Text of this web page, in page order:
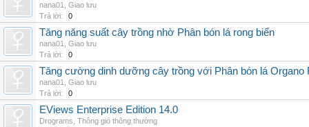
nana01
Giao lưu
Trả lời:
0
Tăng năng suất cây trồng nhờ Phân bón lá rong biển
nana01
Giao lưu
Trả lời:
0
Tăng cường dinh dưỡng cây trồng với Phân bón lá Organo
nana01
Giao lưu
Trả lời:
0
EViews Enterprise Edition 14.0
Drograms Thông gió thông thường